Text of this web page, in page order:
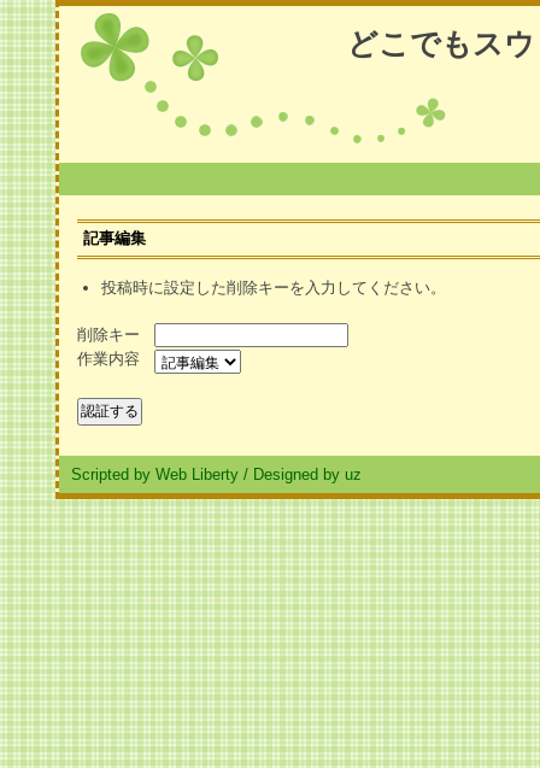
どこでもス
記事編集
投稿時に設定した削除キーを入力してください。
削除キー
作業内容
Scripted by Web Liberty / Designed by uz